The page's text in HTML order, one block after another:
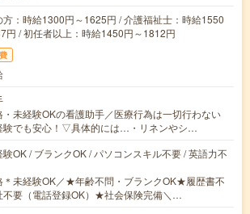
方：時給1300円～1625円 / 介護福祉士：時給1550
円 / 初任者以上：時給1450円～1812円
・未経験OKの看護助手／医療行為は一切行わない
験でも安心！▽具体的には…・リネンやシ…
OK / ブランクOK / パソコンスキル不要 / 英語力不
＊未経験OK／★年齢不問・ブランクOK★履歴書不
不要（電話登録OK）★社会保険完備＼…